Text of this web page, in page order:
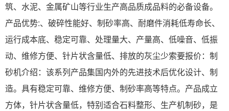
筑、水泥、金属矿山等行业生产高品质成品料的必备设备。
产品优势:、破碎性能好、制砂率高、耐磨件消耗低寿命长、
运行成本底、稳定可靠、处理量大、产量高、低噪音、低振
动、维修方便、针片状含量低、排放的灰尘少索要报价：制
砂机介绍：该系列产品集国内外的先进技术后优化设计、制
造。具有稳定可靠、维修方便、制砂率高等特点。产品成立
方体，针片状含量低，特别适合石料整形、生产机制砂，是